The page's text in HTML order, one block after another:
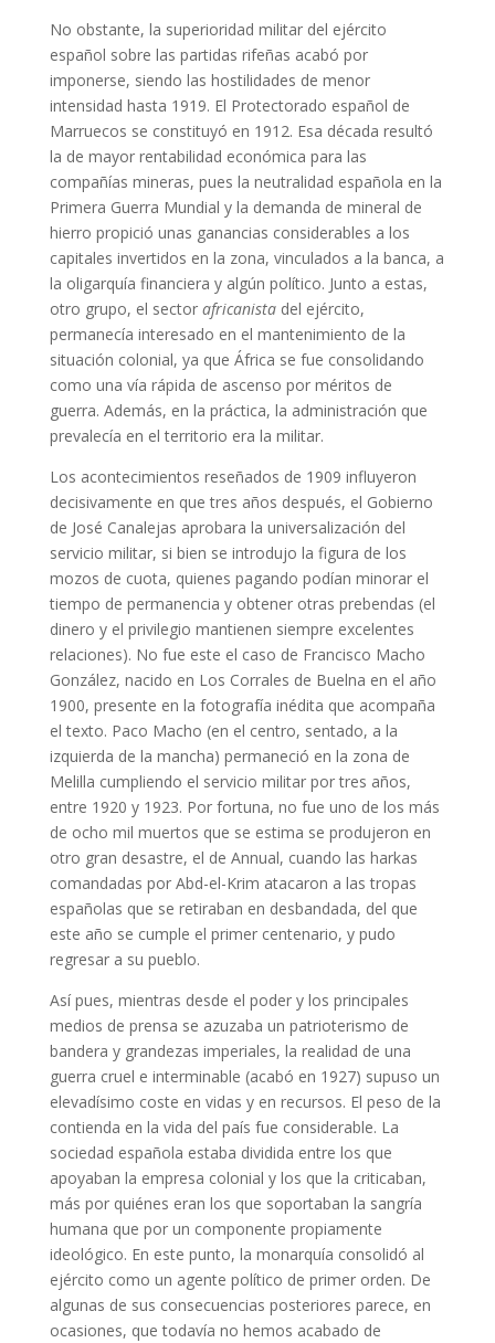
No obstante, la superioridad militar del ejército
español sobre las partidas rifeñas acabó por
imponerse, siendo las hostilidades de menor
intensidad hasta 1919. El Protectorado español de
Marruecos se constituyó en 1912. Esa década resultó
la de mayor rentabilidad económica para las
compañías mineras, pues la neutralidad española en la
Primera Guerra Mundial y la demanda de mineral de
hierro propició unas ganancias considerables a los
capitales invertidos en la zona, vinculados a la banca, a
la oligarquía financiera y algún político. Junto a estas,
otro grupo, el sector africanistadel ejército,
permanecía interesado en el mantenimiento de la
situación colonial, ya que África se fue consolidando
como una vía rápida de ascenso por méritos de
guerra. Además, en la práctica, la administración que
prevalecía en el territorio era la militar.
Los acontecimientos reseñados de 1909 influyeron
decisivamente en que tres años después, el Gobierno
de José Canalejas aprobara la universalización del
servicio militar, si bien se introdujo la figura de los
mozos de cuota, quienes pagando podían minorar el
tiempo de permanencia y obtener otras prebendas (el
dinero y el privilegio mantienen siempre excelentes
relaciones). No fue este el caso de Francisco Macho
González, nacido en Los Corrales de Buelna en el año
1900, presente en la fotografía inédita que acompaña
el texto. Paco Macho (en el centro, sentado, a la
izquierda de la mancha) permaneció en la zona de
Melilla cumpliendo el servicio militar por tres años,
entre 1920 y 1923. Por fortuna, no fue uno de los más
de ocho mil muertos que se estima se produjeron en
otro gran desastre, el de Annual, cuando las harkas
comandadas por Abd-el-Krim atacaron a las tropas
españolas que se retiraban en desbandada, del que
este año se cumple el primer centenario, y pudo
regresar a su pueblo.
Así pues, mientras desde el poder y los principales
medios de prensa se azuzaba un patrioterismo de
bandera y grandezas imperiales, la realidad de una
guerra cruel e interminable (acabó en 1927) supuso un
elevadísimo coste en vidas y en recursos. El peso de la
contienda en la vida del país fue considerable. La
sociedad española estaba dividida entre los que
apoyaban la empresa colonial y los que la criticaban,
más por quiénes eran los que soportaban la sangría
humana que por un componente propiamente
ideológico. En este punto, la monarquía consolidó al
ejército como un agente político de primer orden. De
algunas de sus consecuencias posteriores parece, en
ocasiones, que todavía no hemos acabado de